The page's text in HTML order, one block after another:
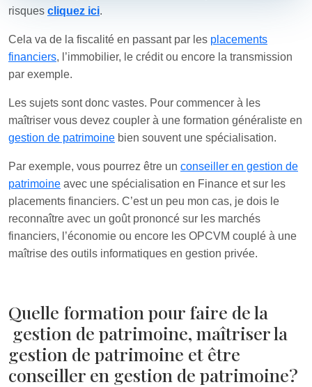
risques cliquez ici.
Cela va de la fiscalité en passant par les placements
financiers, l’immobilier, le crédit ou encore la transmission
par exemple.
Les sujets sont donc vastes. Pour commencer à les
maîtriser vous devez coupler à une formation généraliste en
gestion de patrimoine bien souvent une spécialisation.
Par exemple, vous pourrez être un conseiller en gestion de
patrimoine avec une spécialisation en Finance et sur les
placements financiers. C’est un peu mon cas, je dois le
reconnaître avec un goût prononcé sur les marchés
financiers, l’économie ou encore les OPCVM couplé à une
maîtrise des outils informatiques en gestion privée.
Quelle formation pour faire de la
gestion de patrimoine, maîtriser la
gestion de patrimoine et être
conseiller en gestion de patrimoine?